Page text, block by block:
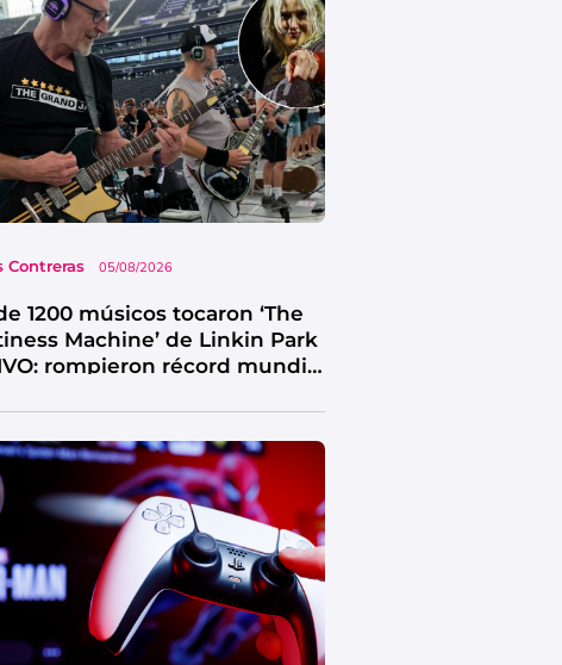
Contreras 05/08/2026
1200 músicos tocaron ‘The
Machine’ de Linkin Park
rompieron récord mundial